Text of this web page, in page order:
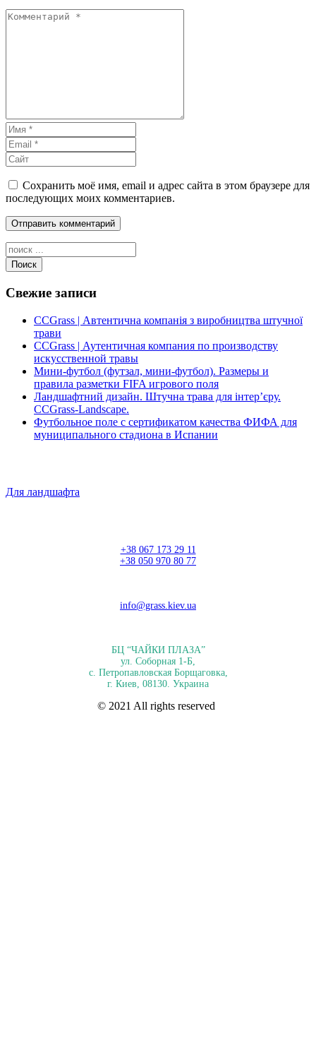
Сохранить моё имя, email и адрес сайта в этом браузере для
последующих моих комментариев.
Поиск
Свежие записи
CCGrass | Автентична компанія з виробництва штучної
трави
CCGrass | Аутентичная компания по производству
искусственной травы
Мини-футбол (футзал, мини-футбол). Размеры и
правила разметки FIFA игрового поля
Ландшафтний дизайн. Штучна трава для інтер’єру.
CCGrass-Landscape.
Футбольное поле с сертификатом качества ФИФА для
муниципального стадиона в Испании
Для ландшафта
+38 067 173 29 11
+38 050 970 80 77
info@grass.kiev.ua
БЦ “ЧАЙКИ ПЛАЗА”
ул. Соборная 1-Б,
с. Петропавловская Борщаговка,
г. Киев, 08130. Украина
© 2021 All rights reserved